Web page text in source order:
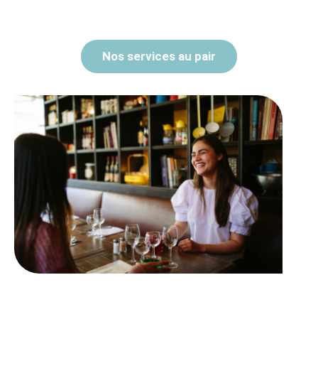
Nos services au pair